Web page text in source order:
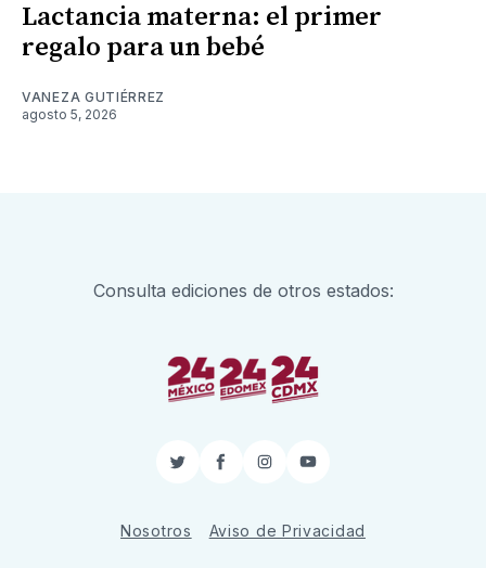
Lactancia materna: el primer
regalo para un bebé
VANEZA GUTIÉRREZ
agosto 5, 2026
Consulta ediciones de otros estados:
TwitterFacebook
InstagramYouTube
Nosotros Aviso de Privacidad